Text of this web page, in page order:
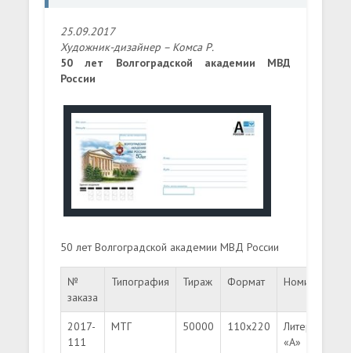
25.09.2017
Художник-дизайнер – Комса Р.
50 лет Волгоградской академии МВД
России
50 лет Волгоградской академии МВД России
№
заказа
Типография Тираж Формат Номинал
2017-
111
МТГ 50000 110х220
Литера
«A»